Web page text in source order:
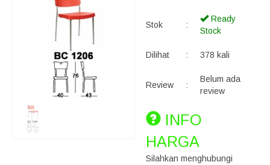
Stok :
Ready
Stock
Dilihat : 378 kali
Review :
Belum ada
review
INFO
HARGA
Silahkan menghubungi